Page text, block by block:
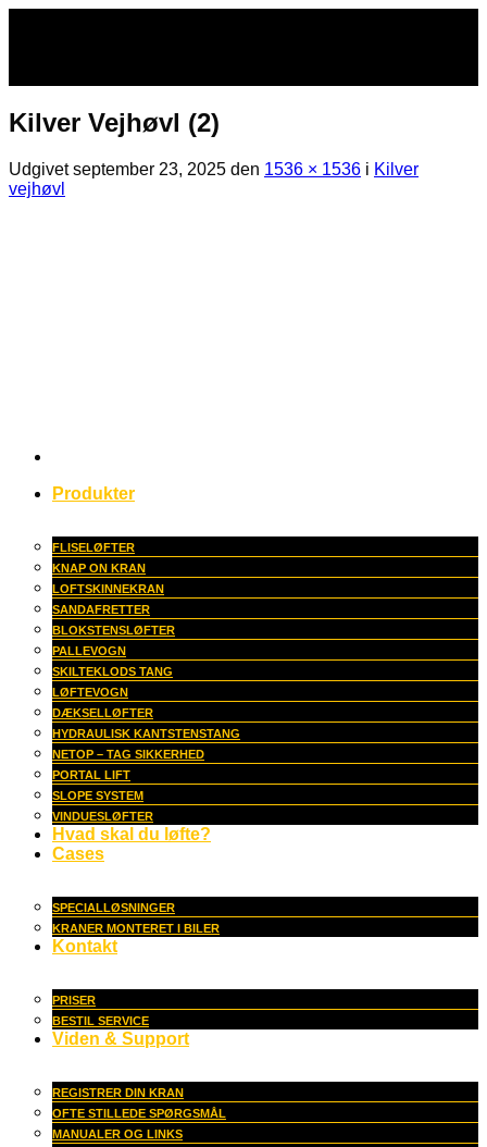
Produkter
FLISELØFTER
KNAP ON KRAN
LOFTSKINNEKRAN
SANDAFRETTER
BLOKSTENSLØFTER
PALLEVOGN
SKILTEKLODS TANG
LØFTEVOGN
DÆKSELLØFTER
HYDRAULISK KANTSTENSTANG
NETOP – TAG SIKKERHED
PORTAL LIFT
SLOPE SYSTEM
VINDUESLØFTER
Hvad skal du løfte?
Cases
SPECIALLØSNINGER
KRANER MONTERET I BILER
Kontakt
PRISER
BESTIL SERVICE
Viden & Support
REGISTRER DIN KRAN
OFTE STILLEDE SPØRGSMÅL
MANUALER OG LINKS
Kilver Vejhøvl (2)
Udgivetseptember 23, 2025 den 1536 × 1536 i Kilver
vejhøvl